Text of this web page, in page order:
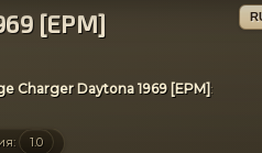
[EPM]
Charger Daytona 1969 [EPM]:
1.0